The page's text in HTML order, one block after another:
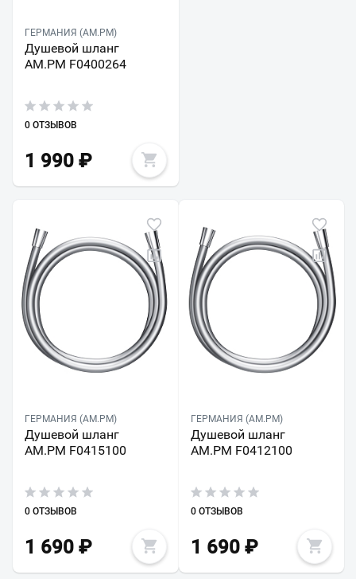
ГЕРМАНИЯ (AM.PM)
Душевой шланг
AM.PM F0400264
0 ОТЗЫВОВ
1 990 ₽
ГЕРМАНИЯ (AM.PM)
Душевой шланг
AM.PM F0415100
0 ОТЗЫВОВ
1 690 ₽
ГЕРМАНИЯ (AM.PM)
Душевой шланг
AM.PM F0412100
0 ОТЗЫВОВ
1 690₽